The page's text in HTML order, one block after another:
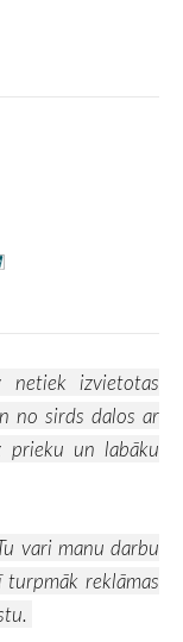
netiek izvietotas
no sirds dalos ar
prieku un labāku
vari manu darbu
reklāmas